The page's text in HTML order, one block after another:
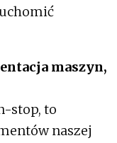
maszyn,
stop, to
naszej